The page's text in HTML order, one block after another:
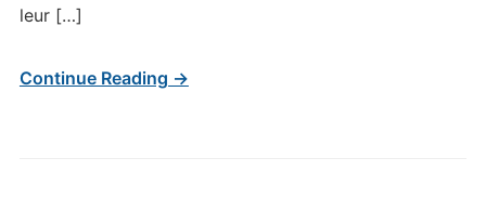
leur […]
Continue Reading →